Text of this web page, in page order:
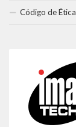
Código de Ética